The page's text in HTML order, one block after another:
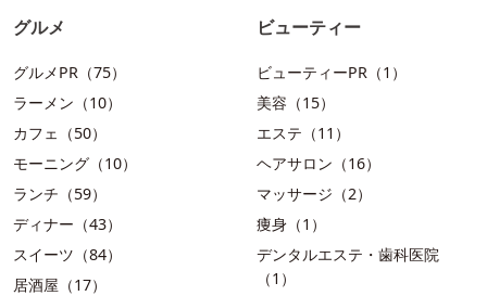
グルメ
グルメPR（75）
ラーメン（10）
カフェ（50）
モーニング（10）
ランチ（59）
ディナー（43）
スイーツ（84）
居酒屋（17）
ビューティー
ビューティーPR（1）
美容（15）
エステ（11）
ヘアサロン（16）
マッサージ（2）
痩身（1）
デンタルエステ・歯科医院
（1）